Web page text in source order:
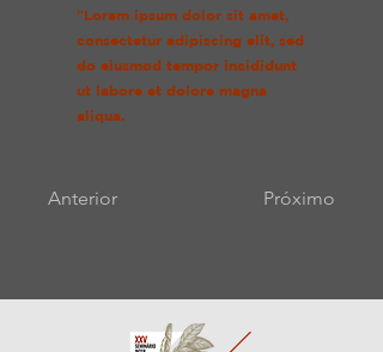
"Lorem ipsum dolor sit amet,
consectetur adipiscing elit, sed
do eiusmod tempor incididunt
ut labore et dolore magna
aliqua.
Anterior Próximo